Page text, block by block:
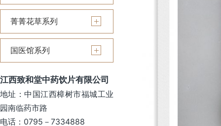
菁菁花草系列
国医馆系列
江西致和堂中药饮片有限公司
地址：中国江西樟树市福城工业
园南临药市路
电话：0795－7334888